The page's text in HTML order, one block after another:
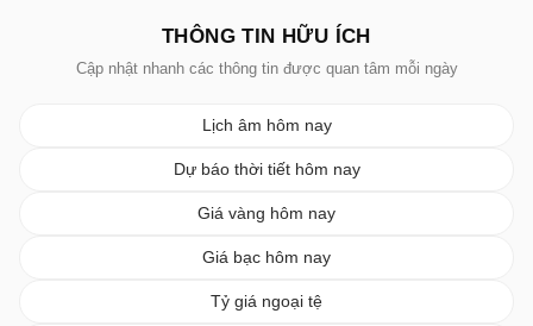
THÔNG TIN HỮU ÍCH
Cập nhật nhanh các thông tin được quan tâm mỗi ngày
Lịch âm hôm nay
Dự báo thời tiết hôm nay
Giá vàng hôm nay
Giá bạc hôm nay
Tỷ giá ngoại tệ